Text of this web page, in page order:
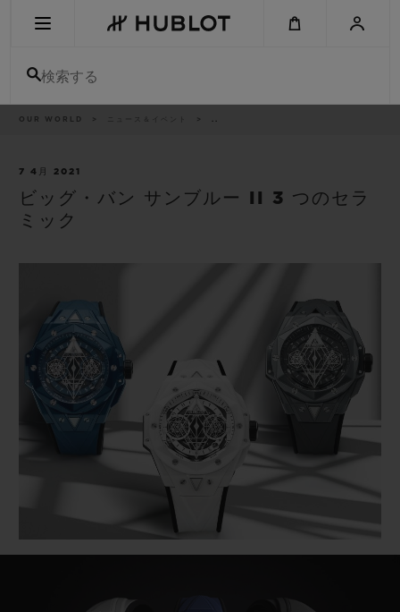
検索する
パ
ト
OUR WORLD ニュース＆イベント ..
7 4月 2021
ビッグ・バン サンブルー II 3 つのセラ
ミック
新作
ビッグ・バン
サマー マルチカラーセラ
ビッグ・バン
ピーチセラミック
スピリット オブ ビ
エッセンシャル
5＋5年保証
ウブロティスタと延長保証